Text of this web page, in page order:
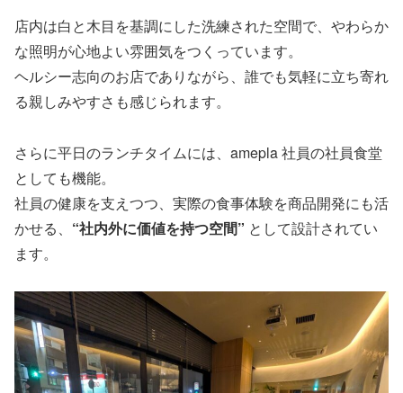
店内は白と木目を基調にした洗練された空間で、やわらか
な照明が心地よい雰囲気をつくっています。
ヘルシー志向のお店でありながら、誰でも気軽に立ち寄れ
る親しみやすさも感じられます。
さらに平日のランチタイムには、amepla 社員の社員食堂
としても機能。
社員の健康を支えつつ、実際の食事体験を商品開発にも活
かせる、 “社内外に価値を持つ空間” として設計されてい
ます。